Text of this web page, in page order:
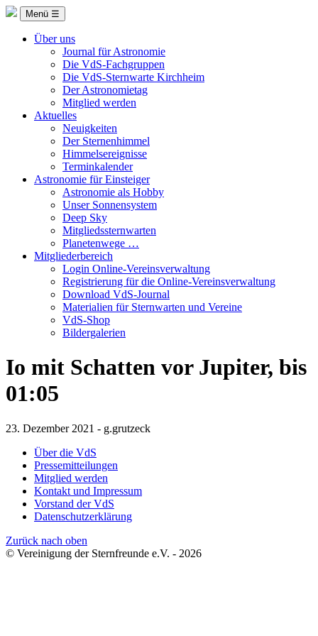
Menü ☰
Über uns
Journal für Astronomie
Die VdS-Fachgruppen
Die VdS-Sternwarte Kirchheim
Der Astronomietag
Mitglied werden
Aktuelles
Neuigkeiten
Der Sternenhimmel
Himmelsereignisse
Terminkalender
Astronomie für Einsteiger
Astronomie als Hobby
Unser Sonnensystem
Deep Sky
Mitgliedssternwarten
Planetenwege …
Mitgliederbereich
Login Online-Vereinsverwaltung
Registrierung für die Online-Vereinsverwaltung
Download VdS-Journal
Materialien für Sternwarten und Vereine
VdS-Shop
Bildergalerien
Io mit Schatten vor Jupiter, bis
01:05
23. Dezember 2021 - g.grutzeck
Über die VdS
Pressemitteilungen
Mitglied werden
Kontakt und Impressum
Vorstand der VdS
Datenschutzerklärung
Zurück nach oben
© Vereinigung der Sternfreunde e.V. - 2026